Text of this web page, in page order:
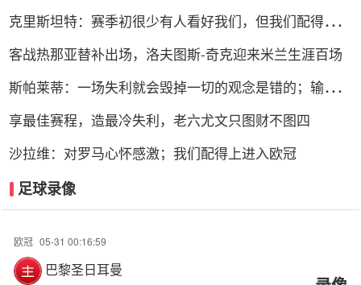
克里斯坦特：赛季初很少有人看好我们，但我们配得上进
客战热那亚替补出场，洛夫图斯-奇克迎来米兰生涯百场
斯帕莱蒂：一场失利就会毁掉一切的观念是错的；输球责
享最佳赛程，造最冷失利，老六尤文只图财不图四
沙拉维：对罗马心怀感激；我们配得上进入欧冠
足球录像
欧冠 05-31 00:16:59
巴黎圣日耳曼